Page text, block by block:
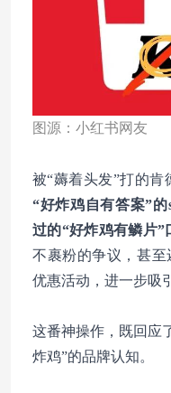
图源：小红书网友
被“薅着头发”打的
“好炸鸡自有答案”的
过的“好炸鸡有鳞片”
不裹粉的争议，甚至
优惠活动，进一步吸
这番神操作，既回应
炸鸡”的品牌认知。